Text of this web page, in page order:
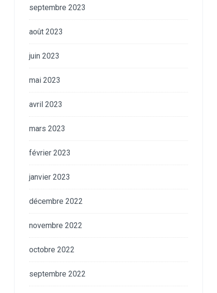
septembre 2023
août 2023
juin 2023
mai 2023
avril 2023
mars 2023
février 2023
janvier 2023
décembre 2022
novembre 2022
octobre 2022
septembre 2022